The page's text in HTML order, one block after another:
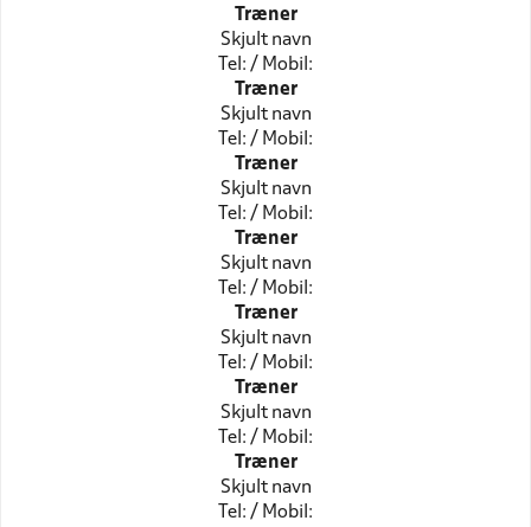
Træner
Skjult navn
Tel: / Mobil:
Træner
Skjult navn
Tel: / Mobil:
Træner
Skjult navn
Tel: / Mobil:
Træner
Skjult navn
Tel: / Mobil:
Træner
Skjult navn
Tel: / Mobil:
Træner
Skjult navn
Tel: / Mobil:
Træner
Skjult navn
Tel: / Mobil: